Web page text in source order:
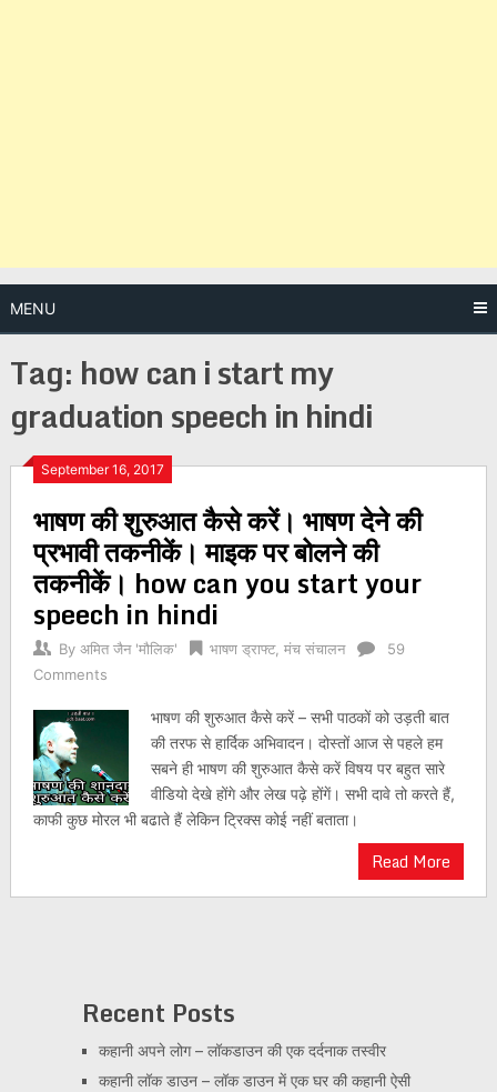
MENU
Tag: how can i start my
graduation speech in hindi
September 16, 2017
भाषण की शुरुआत कैसे करें। भाषण देने की
प्रभावी तकनीकें। माइक पर बोलने की
तकनीकें। how can you start your
speech in hindi
By अमित जैन 'मौलिक' भाषण ड्राफ्ट, मंच संचालन
59
Comments
भाषण की शुरुआत कैसे करें – सभी पाठकों को उड़ती बात
की तरफ से हार्दिक अभिवादन। दोस्तों आज से पहले हम
सबने ही भाषण की शुरुआत कैसे करें विषय पर बहुत सारे
वीडियो देखे होंगे और लेख पढ़े होंगें। सभी दावे तो करते हैं,
काफी कुछ मोरल भी बढाते हैं लेकिन ट्रिक्स कोई नहीं बताता।
Read More
Posts
navigation
Recent Posts
कहानी अपने लोग – लॉकडाउन की एक दर्दनाक तस्वीर
कहानी लॉक डाउन – लॉक डाउन में एक घर की कहानी ऐसी